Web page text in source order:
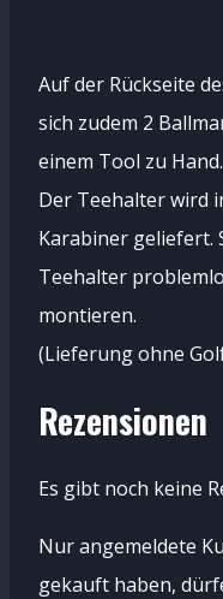
Auf der Rückseite
sich zudem 2
einem Tool zu Hand.
Der Teehalter wird
Karabiner geliefert.
Teehalter
montieren.
(Lieferung ohne
Rezensionen
Es gibt noch keine
Nur angemeldete
gekauft haben,